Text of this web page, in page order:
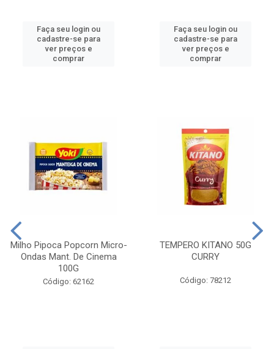
Faça seu login ou
cadastre-se para
ver preços e
comprar
Faça seu login ou
cadastre-se para
ver preços e
comprar
Milho Pipoca Popcorn Micro-
Ondas Mant. De Cinema
100G
Código: 62162
TEMPERO KITANO 50G
CURRY
Código: 78212